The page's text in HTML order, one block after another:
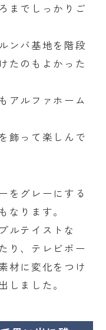
までしっかりご
ンバ基地を階段
たのもよかった
アルファホーム
飾って楽しんで
をグレーにする
なります。
ルテイストな
り、テレビボー
材に変化をつけ
しました。